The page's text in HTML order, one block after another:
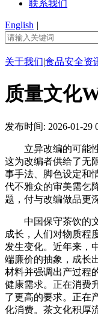
联系我们
English |
关于我们|食品安全资
质量文化
发布时间: 2026-01-
立异改编的可能性
这为改编者供给了无
事手法、脚色设定和
代不雅众的审美需乞
题，付与改编做品更
中国保守茶饮的文
成长，人们对物质程
发生变化。近年来，
端廉价的抽象，成长
材料并强调出产过程
健康需求。正在消费
了更高的要求。正在
化消费。茶文化积厚